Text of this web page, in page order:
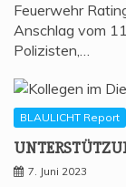
Feuerwehr
Anschlag vom
Polizisten,…
BLAULICHT Report
7. Juni 2023